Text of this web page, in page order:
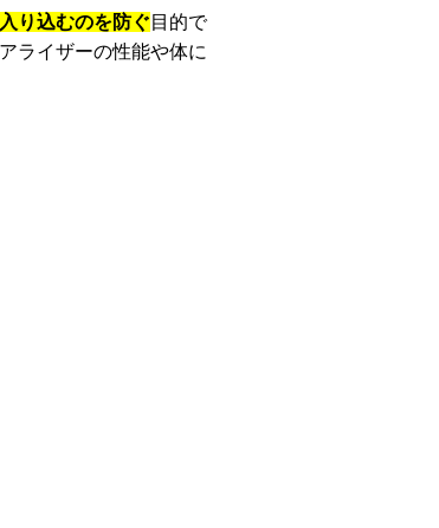
り込むのを防ぐ 目的で
ライザーの性能や体に